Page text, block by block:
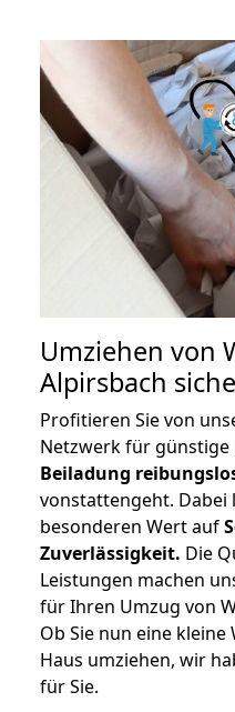
Umziehen von
Alpirsbach
Profitieren Sie von
Netzwerk für günstige
Beiladung
vonstattengeht. Dabei
besonderen Wert auf
Zuverlässigkeit. Die
Leistungen machen
für Ihren Umzug von
Ob Sie nun eine
Haus umziehen, wir
für Sie.